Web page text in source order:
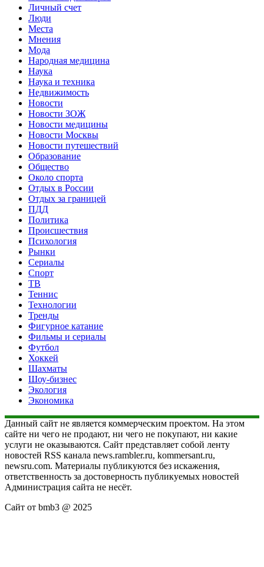
Личный счет
Люди
Места
Мнения
Мода
Народная медицина
Наука
Наука и техника
Недвижимость
Новости
Новости ЗОЖ
Новости медицины
Новости Москвы
Новости путешествий
Образование
Общество
Около спорта
Отдых в России
Отдых за границей
ПДД
Политика
Происшествия
Психология
Рынки
Сериалы
Спорт
ТВ
Теннис
Технологии
Тренды
Фигурное катание
Фильмы и сериалы
Футбол
Хоккей
Шахматы
Шоу-бизнес
Экология
Экономика
Данный сайт не является коммерческим проектом. На этом
сайте ни чего не продают, ни чего не покупают, ни какие
услуги не оказываются. Сайт представляет собой ленту
новостей RSS канала news.rambler.ru, kommersant.ru,
newsru.com. Материалы публикуются без искажения,
ответственность за достоверность публикуемых новостей
Администрация сайта не несёт.
Сайт от bmb3 @ 2025